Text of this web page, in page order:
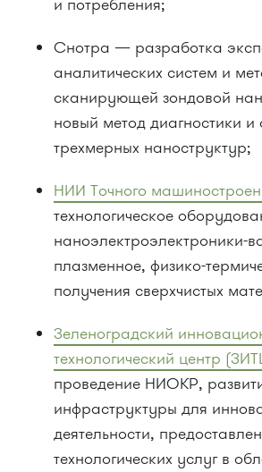
и потребления;
Снотра — разработка
аналитических систем и
сканирующей зондовой
новый метод диагностики и
трехмерных наноструктур;
НИИ Точного
технологическое
наноэлектроэлектроники-
плазменное, физико-
получения сверхчистых
Зеленоградский
технологический центр
проведение НИОКР,
инфраструктуры для
деятельности,
технологических услуг в